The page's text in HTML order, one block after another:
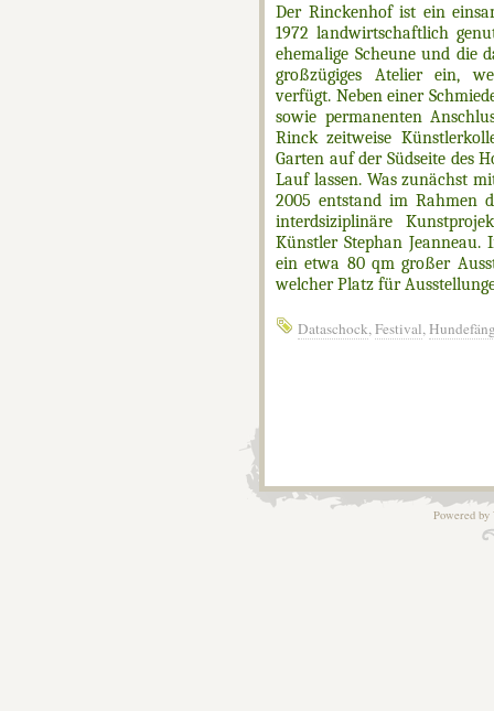
Der Rinckenhof ist ein
1972 landwirtschaftlich
ehemalige Scheune und die
großzügiges Atelier ein,
verfügt. Neben einer
sowie permanenten
Rinck zeitweise
Garten auf der Südseite des
Lauf lassen. Was zunächst
2005 entstand im Rahmen
interdsiziplinäre
Künstler Stephan
ein etwa 80 qm großer
welcher Platz für
Dataschock,Festival,
Powered by